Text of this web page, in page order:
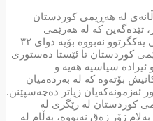
لە هەڕیمی کوردستان
تێدەگەین کە لە هەرێمی
کوردستان ئیرادەیەکی سیاسی یەکگرتوو نەبووە بۆیە دوای ٣٢
کوردستان تا ئێستا دەستوری
ئیرادە سیاسیە هەیە و
بۆتەوە کە لە بەردەمیان
ئەزمونەکەیان زیاتر دەچەسپێنن.
کوردستان لە رێگری لە
زۆر زەق نەبووە، بەڵام لە